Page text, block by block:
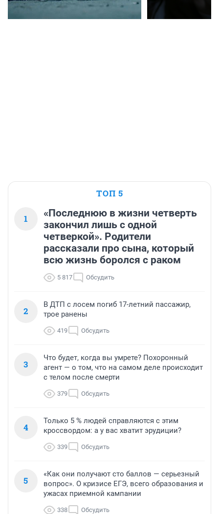
ТОП 5
1
«Последнюю в жизни четверть
закончил лишь с одной
четверкой». Родители
рассказали про сына, который
всю жизнь боролся с раком
5 817 Обсудить
2
В ДТП с лосем погиб 17-летний пассажир,
трое ранены
419 Обсудить
3
Что будет, когда вы умрете? Похоронный
агент — о том, что на самом деле происходит
с телом после смерти
379 Обсудить
4
Только 5 % людей справляются с этим
кроссвордом: а у вас хватит эрудиции?
339 Обсудить
5
«Как они получают сто баллов — серьезный
вопрос». О кризисе ЕГЭ, всего образования и
ужасах приемной кампании
338 Обсудить